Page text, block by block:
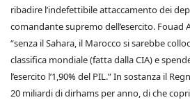
ribadire l’indefettibile attaccamento dei
comandante supremo dell’esercito. Fouad
“senza il Sahara, il Marocco si sarebbe
classifica mondiale (fatta dalla CIA) e
l’esercito l’1,90% del PIL.” In sostanza il
20 miliardi di dirhams per anno, di che